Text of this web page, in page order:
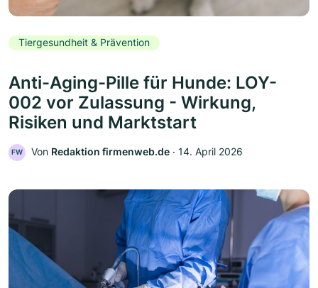
Tiergesundheit & Prävention
Anti-Aging-Pille für Hunde: LOY-
002 vor Zulassung - Wirkung,
Risiken und Marktstart
FW Von Redaktion firmenweb.de ‧ 14. April 2026